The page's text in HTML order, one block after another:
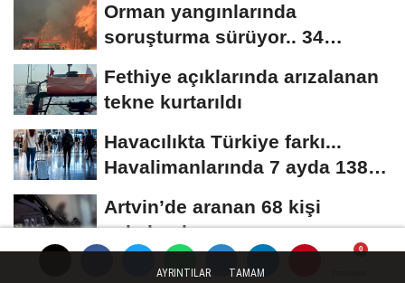
Orman yangınlarında
soruşturma sürüyor.. 34
Fethiye açıklarında arızalanan
tekne kurtarıldı
Havacılıkta Türkiye farkı...
Havalimanlarında 7 ayda 138,7
Artvin’de aranan 68 kişi
yakalandı
AYRINTILAR TAMAM